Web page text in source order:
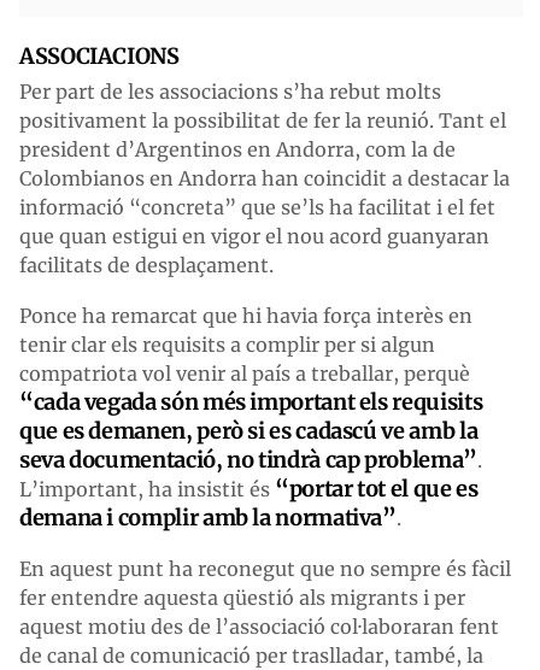
ASSOCIACIONS
Per part de les associacions s’ha rebut molts
positivament la possibilitat de fer la reunió. Tant el
president d’Argentinos en Andorra, com la de
Colombianos en Andorra han coincidit a destacar la
informació “concreta” que se’ls ha facilitat i el fet
que quan estigui en vigor el nou acord guanyaran
facilitats de desplaçament.
Ponce ha remarcat que hi havia força interès en
tenir clar els requisits a complir per si algun
compatriota vol venir al país a treballar, perquè
“cada vegada són més important els requisits
que es demanen, però si es cadascú ve amb la
seva documentació, no tindrà cap problema”.
L’important, ha insistit és “portar tot el que es
demana i complir amb la normativa”.
En aquest punt ha reconegut que no sempre és fàcil
fer entendre aquesta qüestió als migrants i per
aquest motiu des de l’associació col·laboraran fent
de canal de comunicació per traslladar, també, la